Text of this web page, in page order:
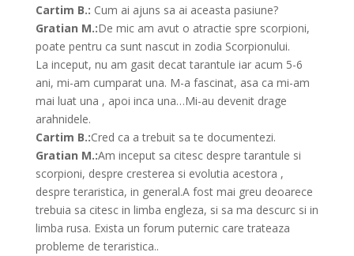
Cartim B.: Cum ai ajuns sa ai aceasta pasiune?
Gratian M.:De mic am avut o atractie spre scorpioni,
poate pentru ca sunt nascut in zodia Scorpionului.
La inceput, nu am gasit decat tarantule iar acum 5-6
ani, mi-am cumparat una. M-a fascinat, asa ca mi-am
mai luat una , apoi inca una…Mi-au devenit drage
arahnidele.
Cartim B.:Cred ca a trebuit sa te documentezi.
Gratian M.:Am inceput sa citesc despre tarantule si
scorpioni, despre cresterea si evolutia acestora ,
despre teraristica, in general.A fost mai greu deoarece
trebuia sa citesc in limba engleza, si sa ma descurc si in
limba rusa. Exista un forum puternic care trateaza
probleme de teraristica..